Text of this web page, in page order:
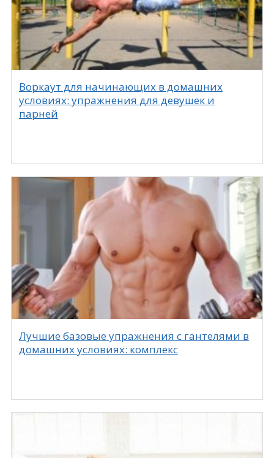
Воркаут для начинающих в домашних
условиях: упражнения для девушек и
парней
Лучшие базовые упражнения с гантелями в
домашних условиях: комплекс